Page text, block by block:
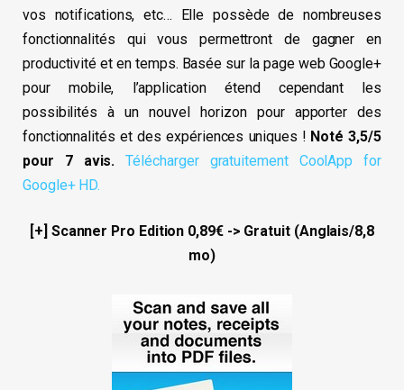
vos notifications, etc… Elle possède de nombreuses
fonctionnalités qui vous permettront de gagner en
productivité et en temps. Basée sur la page web Google+
pour mobile, l’application étend cependant les
possibilités à un nouvel horizon pour apporter des
fonctionnalités et des expériences uniques ! Noté 3,5/5
pour 7 avis.
Télécharger gratuitement CoolApp for
Google+ HD.
[+] Scanner Pro Edition 0,89€ -> Gratuit (Anglais/8,8
mo)